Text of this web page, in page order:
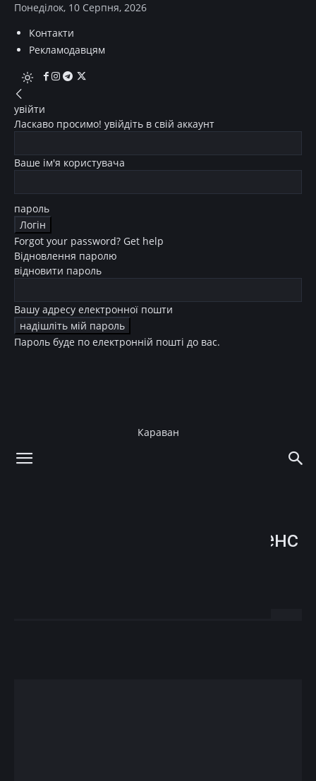
Понеділок, 10 Серпня, 2026
Контакти
Рекламодавцям
увійти
Ласкаво просимо! увійдіть в свій аккаунт
Ваше ім'я користувача
пароль
Forgot your password? Get help
Відновлення паролю
відновити пароль
Вашу адресу електронної пошти
Пароль буде по електронній пошті до вас.
Караван
Брови Дженнифер Лоуренс